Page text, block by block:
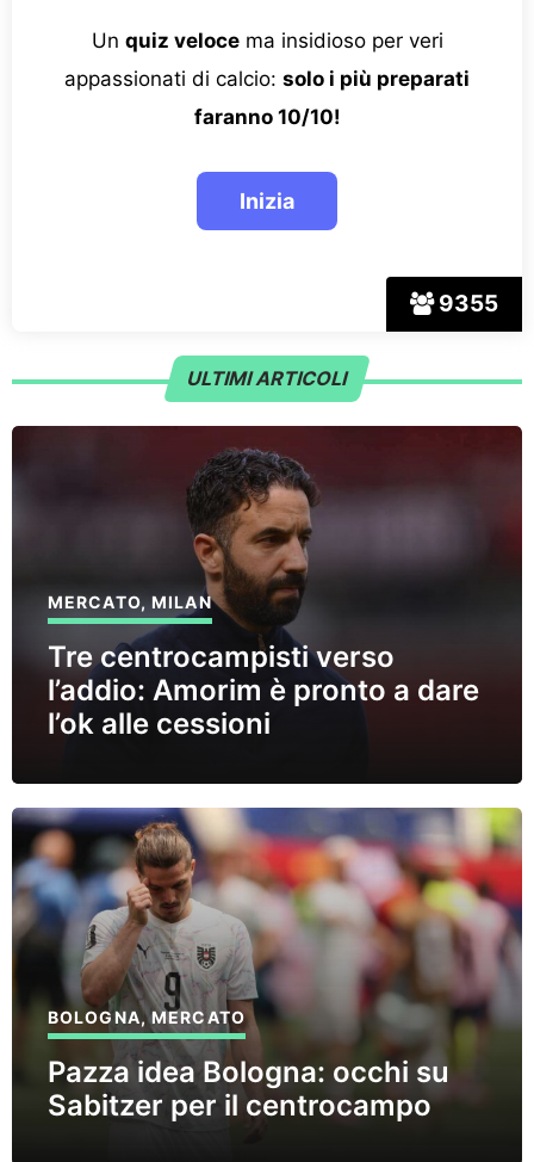
9355
Un quiz velocema insidioso per veri
appassionati di calcio: solo i più preparati
faranno 10/10!
ULTIMI ARTICOLI
MERCATO,MILAN
Tre centrocampisti verso
l’addio: Amorim è pronto a dare
l’ok alle cessioni
BOLOGNA,MERCATO
Pazza idea Bologna: occhi su
Sabitzer per il centrocampo